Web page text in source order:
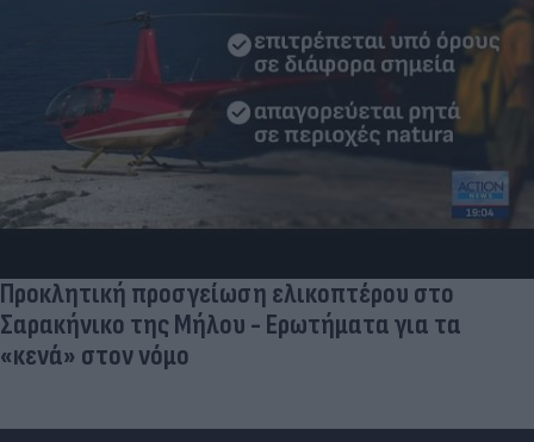
Ευρωπαϊκό κολύμβησης: Πανελλήνιο ρεκόρ με
το... καλημέρα ο Μπίλας και με άνεση στα